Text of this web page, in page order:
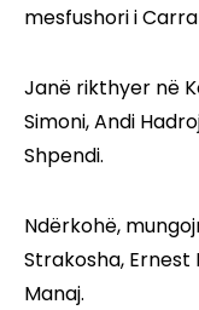
mesfushori i
Janë rikthyer në
Simoni, Andi
Shpendi.
Ndërkohë,
Strakosha, Ernest
Manaj.